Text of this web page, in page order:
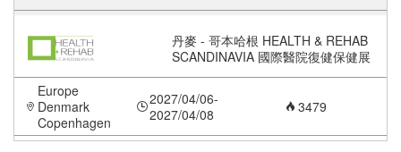
丹麥 - 哥本哈根 HEALTH & REHAB
SCANDINAVIA 國際醫院復健保健展
Europe
Denmark
Copenhagen
2027/04/06-
2027/04/08
3479